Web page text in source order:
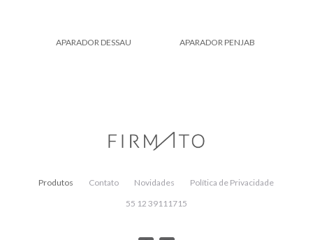
APARADOR DESSAU APARADOR PENJAB
Produtos Contato Novidades
Política de Privacidade
55 12 39111715